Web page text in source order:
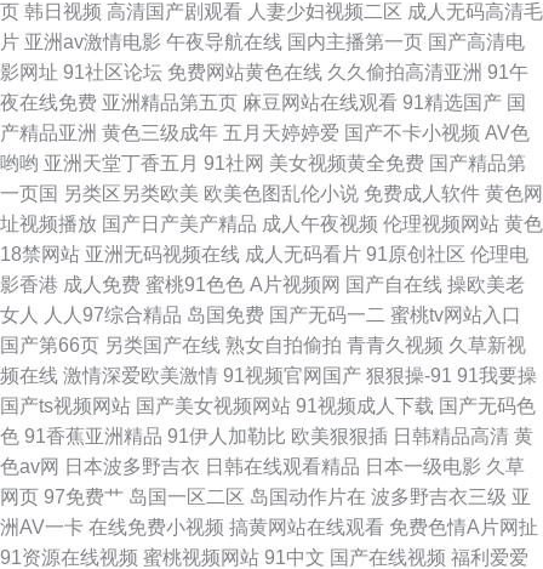
国产精品黑料 欧美综合在线黄 91色涩 久久日视频资源站 91看片淫黄 毛片亚
洲天堂久久 91午夜福利在线观看 色先锋av资源站 97在线观看免费视屏 日韩
欧美影音婷婷 欧日美天堂 92视频92自拍 97页国产精品 福利av导航亚洲 午
夜蜜桃888 99视频总站 91av91se刺激 91艹逼视频软件 91n女处 91n国产黑
丝
页 韩日视频 高清国产剧观看 人妻少妇视频二区 成人无码高清毛
片 亚洲av激情电影 午夜导航在线 国内主播第一页 国产高清电
影网址 91社区论坛 免费网站黄色在线 久久偷拍高清亚洲 91午
夜在线免费 亚洲精品第五页 麻豆网站在线观看 91精选国产 国
产精品亚洲 黄色三级成年 五月天婷婷爱 国产不卡小视频 AV色
哟哟 亚洲天堂丁香五月 91社网 美女视频黄全免费 国产精品第
一页国 另类区另类欧美 欧美色图乱伦小说 免费成人软件 黄色网
址视频播放 国产日产美产精品 成人午夜视频 伦理视频网站 黄色
18禁网站 亚洲无码视频在线 成人无码看片 91原创社区 伦理电
影香港 成人免费 蜜桃91色色 A片视频网 国产自在线 操欧美老
女人
人人97综合精品 岛国免费 国产无码一二 蜜桃tv网站入口
国产第66页 另类国产在线 熟女自拍偷拍 青青久视频 久草新视
频在线 激情深爱欧美激情 91视频官网国产 狠狠操-91 91我要操
国产ts视频网站 国产美女视频网站 91视频成人下载 国产无码色
色 91香蕉亚洲精品 91伊人加勒比 欧美狠狠插 日韩精品高清 黄
色av网 日本波多野吉衣 日韩在线观看精品 日本一级电影 久草
网页 97免费艹 岛国一区二区 岛国动作片在 波多野吉衣三级 亚
洲AV一卡 在线免费小视频 搞黄网站在线观看 免费色情A片网扯
91资源在线视频 蜜桃视频网站 91中文 国产在线视频 福利爱爱